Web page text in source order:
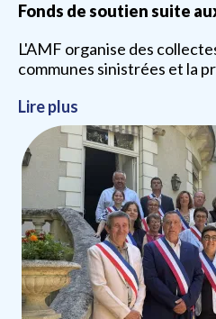
Fonds de soutien suite
L'AMF organise des
communes sinistrées et la
Lire plus